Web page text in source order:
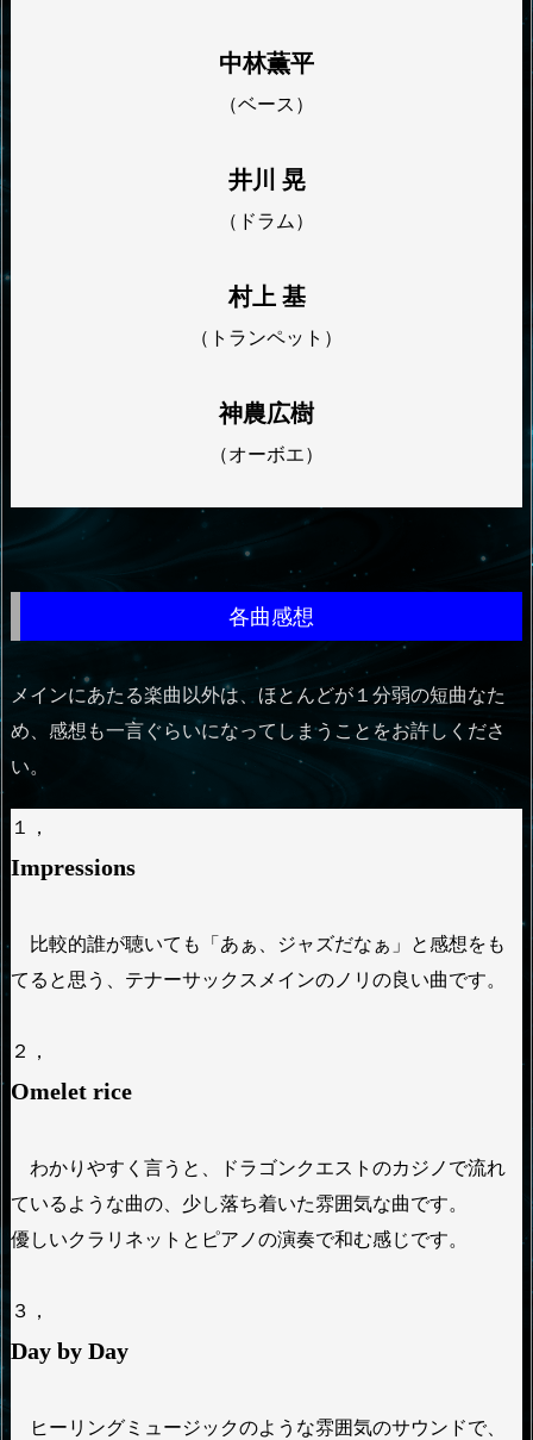
中林薫平
（ベース）
井川 晃
（ドラム）
村上 基
（トランペット）
神農広樹
（オーボエ）
各曲感想
メインにあたる楽曲以外は、ほとんどが１分弱の短曲なた
め、感想も一言ぐらいになってしまうことをお許しくださ
い。
１，
Impressions
比較的誰が聴いても「あぁ、ジャズだなぁ」と感想をも
てると思う、テナーサックスメインのノリの良い曲です。
２，
Omelet rice
わかりやすく言うと、ドラゴンクエストのカジノで流れ
ているような曲の、少し落ち着いた雰囲気な曲です。
優しいクラリネットとピアノの演奏で和む感じです。
３，
Day by Day
ヒーリングミュージックのような雰囲気のサウンドで、